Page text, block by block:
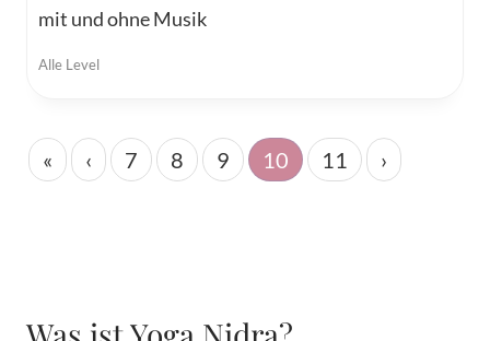
mit und ohne Musik
Alle Level
« ‹ 7 8 9 10 11 ›